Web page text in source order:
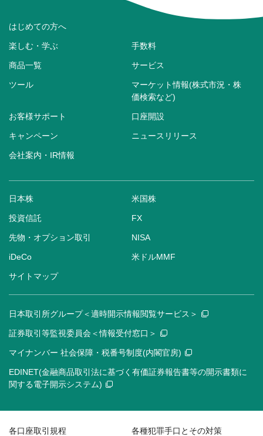
はじめての方へ
楽しむ・学ぶ 手数料
商品一覧 サービス
ツール
マーケット情報(株式市況・株
価検索など)
お客様サポート 口座開設
キャンペーン ニュースリリース
会社案内・IR情報
日本株 米国株
投資信託 FX
先物・オプション取引 NISA
iDeCo 米ドルMMF
サイトマップ
日本取引所グループ＜適時開示情報閲覧サービス＞
証券取引等監視委員会＜情報受付窓口＞
マイナンバー 社会保障・税番号制度(内閣官房)
EDINET(金融商品取引法に基づく有価証券報告書等の開示書類に
関する電子開示システム)
各口座取引規程 各種犯罪手口とその対策